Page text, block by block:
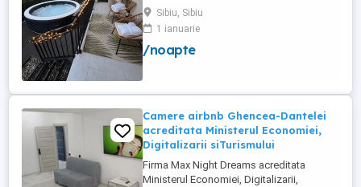
pentru cazare în regim hotelier.
Apartamentele sunt complet mobilate și
utilate(veselă, lenjerii, prosoape, apă suc,
cafea, toy box-uri pentru copii și PS4 cu
Sibiu, Sibiu
1 ianuarie
/noapte
Camere airbnb Ghencea-Dantelei
acreditata Ministerul Economiei,
Digitalizarii siTurismului
Firma Max Night Dreams acreditata
Ministerul Economiei, Digitalizarii,